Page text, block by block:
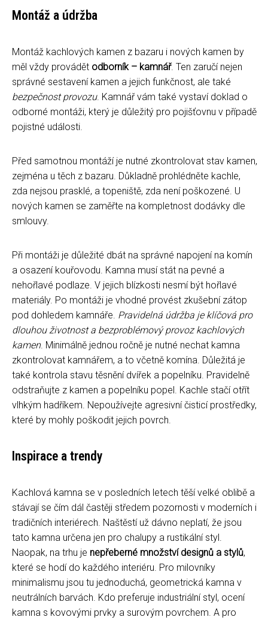
Montáž a údržba
Montáž kachlových kamen z bazaru i nových kamen by
měl vždy provádět odborník – kamnář. Ten zaručí nejen
správné sestavení kamen a jejich funkčnost, ale také
bezpečnost provozu. Kamnář vám také vystaví doklad o
odborné montáži, který je důležitý pro pojišťovnu v případě
pojistné události.
Před samotnou montáží je nutné zkontrolovat stav kamen,
zejména u těch z bazaru. Důkladně prohlédněte kachle,
zda nejsou prasklé, a topeniště, zda není poškozené. U
nových kamen se zaměřte na kompletnost dodávky dle
smlouvy.
Při montáži je důležité dbát na správné napojení na komín
a osazení kouřovodu. Kamna musí stát na pevné a
nehořlavé podlaze. V jejich blízkosti nesmí být hořlavé
materiály. Po montáži je vhodné provést zkušební zátop
pod dohledem kamnáře. Pravidelná údržba je klíčová pro
dlouhou životnost a bezproblémový provoz kachlových
kamen. Minimálně jednou ročně je nutné nechat kamna
zkontrolovat kamnářem, a to včetně komína. Důležitá je
také kontrola stavu těsnění dvířek a popelníku. Pravidelně
odstraňujte z kamen a popelníku popel. Kachle stačí otřít
vlhkým hadříkem. Nepoužívejte agresivní čisticí prostředky,
které by mohly poškodit jejich povrch.
Inspirace a trendy
Kachlová kamna se v posledních letech těší velké oblibě a
stávají se čím dál častěji středem pozornosti v moderních i
tradičních interiérech. Naštěstí už dávno neplatí, že jsou
tato kamna určena jen pro chalupy a rustikální styl.
Naopak, na trhu je nepřeberné množství designů a stylů,
které se hodí do každého interiéru. Pro milovníky
minimalismu jsou tu jednoduchá, geometrická kamna v
neutrálních barvách. Kdo preferuje industriální styl, ocení
kamna s kovovými prvky a surovým povrchem. A pro